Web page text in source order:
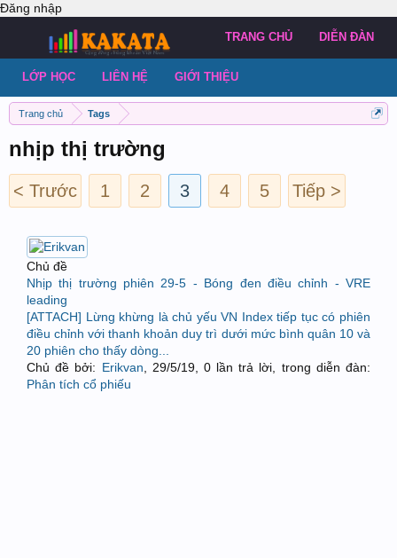
Đăng nhập
Trang chủ Tags
nhịp thị trường
< Trước 1 2 3 4 5 Tiếp >
Chủ đề
Nhịp thị trường phiên 29-5 - Bóng đen điều chỉnh - VRE
leading
[ATTACH] Lừng khừng là chủ yếu VN Index tiếp tục có phiên
điều chỉnh với thanh khoản duy trì dưới mức bình quân 10 và
20 phiên cho thấy dòng...
Chủ đề bởi: Erikvan 29/5/19, 0 lần trả lời, trong diễn đàn:
Phân tích cổ phiếu
TRANG CHỦ DIỄN ĐÀN
LỚP HỌC LIÊN HỆ GIỚI THIỆU